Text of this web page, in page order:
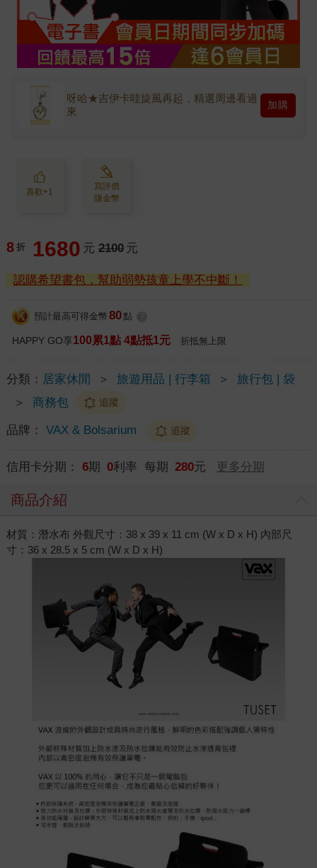
呀哈★吉伊卡哇旋風再起，精選周邊看過
來
加購
喜歡+1
寫評價
賺金幣
8 折 1680 元 2100 元
認購希望書包，幫助弱勢孩童上學不中斷！
預計最高可得金幣 80 點
HAPPY GO享100累1點 4點抵1元 折抵無上限
分類： 居家休閒 ＞ 旅遊用品 | 行李箱 ＞
旅行包 | 袋
＞
商務包 追蹤
品牌： VAX & Bolsarium 追蹤
信用卡分期： 6期 0利率 每期 280元 更多分期
商品介紹
材質：潛水布 外觀尺寸：38 x 39 x 11 cm (W x D x H) 內部尺
寸：36 x 28.5 x 5 cm (W x D x H)